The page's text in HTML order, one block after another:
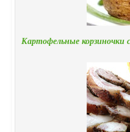
Картофельные корзиночки